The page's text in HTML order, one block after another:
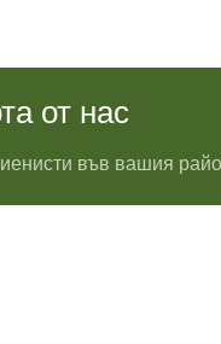
от нас
във вашия